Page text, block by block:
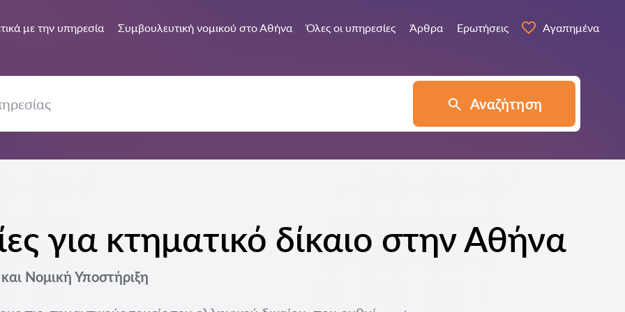
με την υπηρεσία Συμβουλευτική νομικού στο Αθήνα Όλες οι υπηρεσίες Άρθρα Ερωτήσεις Αγαπημένα
Αναζήτηση
για κτηματικό δίκαιο στην Αθήνα
Νομική Υποστήριξη